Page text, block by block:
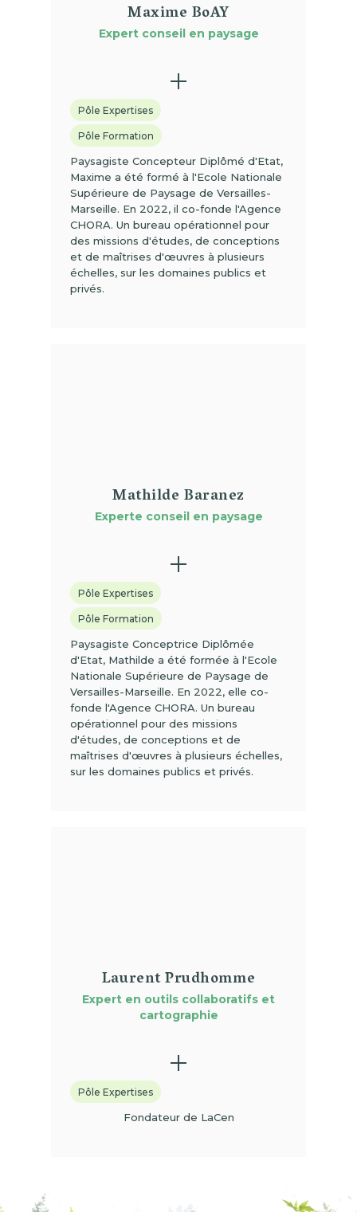
Maxime BoAY
Expert conseil en paysage
Pôle Expertises
Pôle Formation
Paysagiste Concepteur Diplômé d'Etat,
Maxime a été formé à l'Ecole Nationale
Supérieure de Paysage de Versailles-
Marseille. En 2022, il co-fonde l'Agence
CHORA. Un bureau opérationnel pour
des missions d'études, de conceptions
et de maîtrises d'œuvres à plusieurs
échelles, sur les domaines publics et
privés.
Mathilde Baranez
Experte conseil en paysage
Pôle Expertises
Pôle Formation
Paysagiste Conceptrice Diplômée
d'Etat, Mathilde a été formée à l'Ecole
Nationale Supérieure de Paysage de
Versailles-Marseille. En 2022, elle co-
fonde l'Agence CHORA. Un bureau
opérationnel pour des missions
d'études, de conceptions et de
maîtrises d'œuvres à plusieurs échelles,
sur les domaines publics et privés.
Laurent Prudhomme
Expert en outils collaboratifs et
cartographie
Pôle Expertises
Fondateur de LaCen